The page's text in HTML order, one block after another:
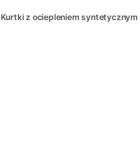
Kurtki z ociepleniem syntetycznym